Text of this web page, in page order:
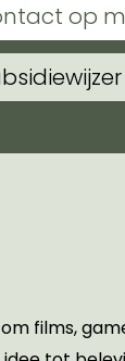
op
films,